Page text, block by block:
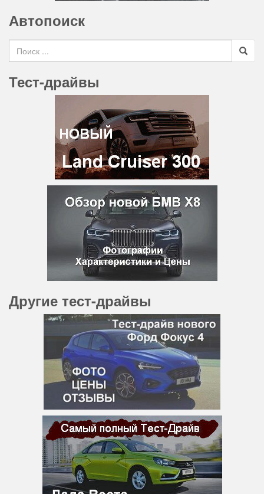
Автопоиск
Search for
Тест-драйвы
Другие тест-драйвы